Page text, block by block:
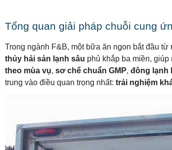
Tổng quan giải pháp chuỗi cung
Trong ngành F&B, một bữa ăn ngon bắt đầu
thủy hải sản lạnh sâu phủ khắp ba miền,
theo mùa vụ, sơ chế chuẩn GMP, đông lạnh
trung vào điều quan trọng nhất: trải nghiệm